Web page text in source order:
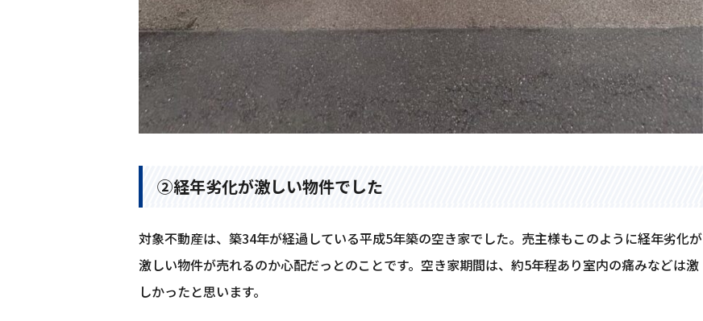
②経年劣化が激しい物件でした
対象不動産は、築34年が経過している平成5年築の空き家でした。売主様もこのように経年劣化が
激しい物件が売れるのか心配だっとのことです。空き家期間は、約5年程あり室内の痛みなどは激
しかったと思います。